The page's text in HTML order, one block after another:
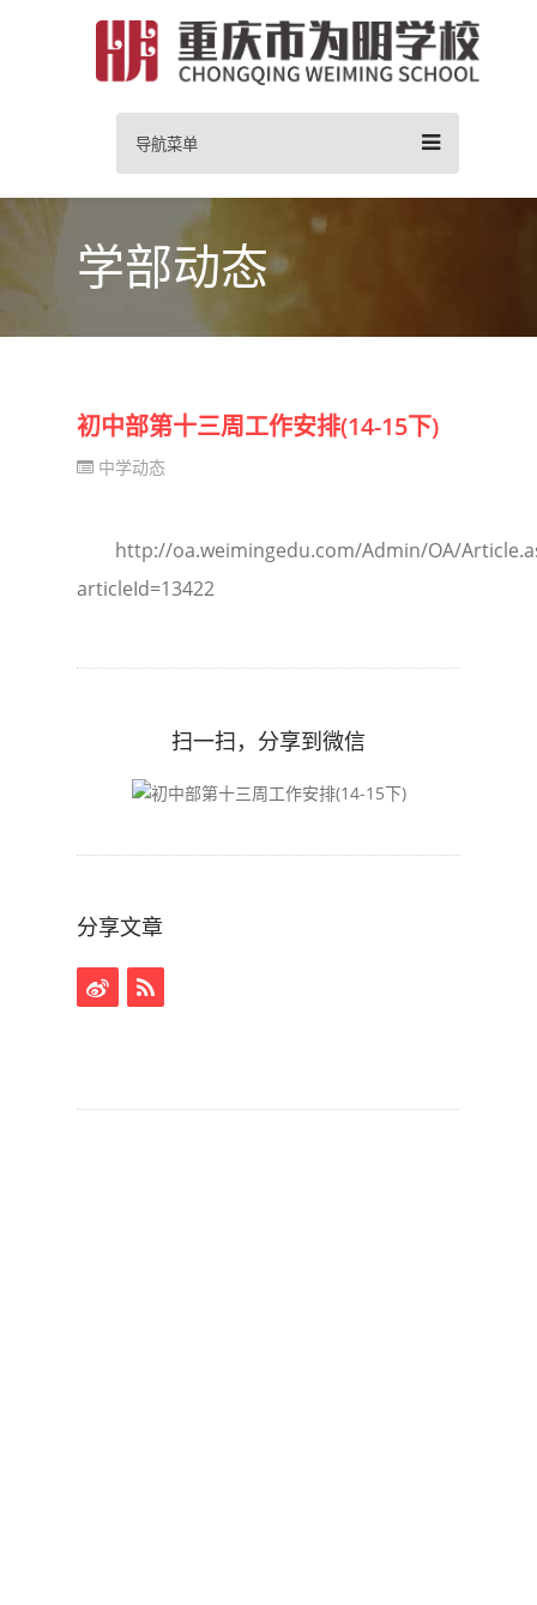
导航菜单
学部动态
初中部第十三周工作安排(14-15下)
中学动态
http://oa.weimingedu.com/Admin/OA/
articleId=13422
扫一扫，分享到微信
分享文章